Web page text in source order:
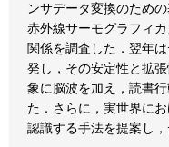
ンサデータ変換のため
赤外線サーモグラフィ
関係を調査した．翌年
発し，その安定性と拡
象に脳波を加え，読書
た．さらに，実世界に
認識する手法を提案し